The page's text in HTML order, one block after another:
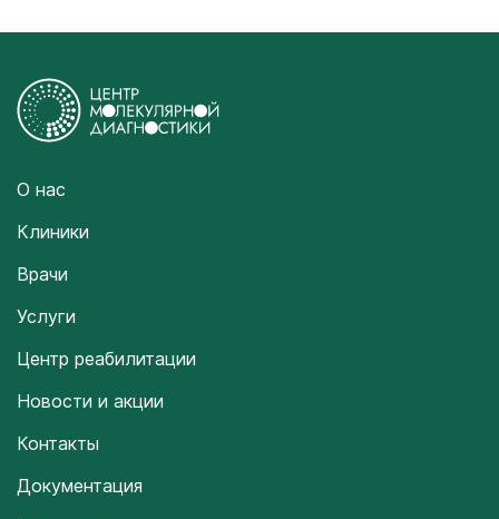
О нас
Клиники
Врачи
Услуги
Центр реабилитации
Новости и акции
Контакты
Документация